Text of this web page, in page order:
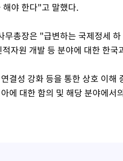
야 한다"고 말했다.
무총장은 "급변하는 국제정세
자원 개발 등 분야에 대한 한
결성 강화 등을 통한 상호 이
에 대한 함의 및 해당 분야에